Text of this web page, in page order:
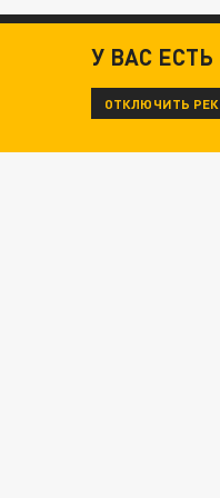
У ВАС
ОТКЛЮЧИТЬ